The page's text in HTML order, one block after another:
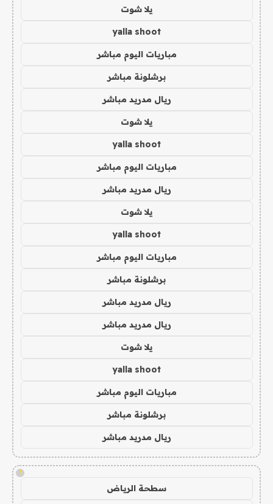
يلا شوت
yalla shoot
مباريات اليوم مباشر
برشلونة مباشر
ريال مدريد مباشر
يلا شوت
yalla shoot
مباريات اليوم مباشر
ريال مدريد مباشر
يلا شوت
yalla shoot
مباريات اليوم مباشر
برشلونة مباشر
ريال مدريد مباشر
ريال مدريد مباشر
يلا شوت
yalla shoot
مباريات اليوم مباشر
برشلونة مباشر
ريال مدريد مباشر
!
سطحة الرياض